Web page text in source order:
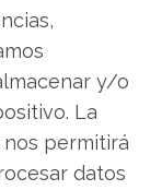
y/o
La
permitirá
datos
señala
plazo tras
posibles